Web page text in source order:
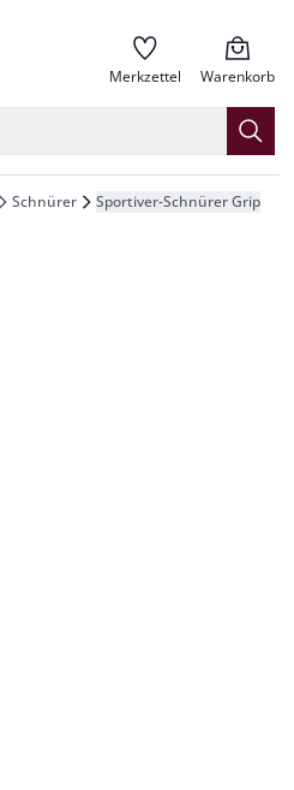
Merkzettel Warenkorb
Schnürer Sportiver-Schnürer Grip